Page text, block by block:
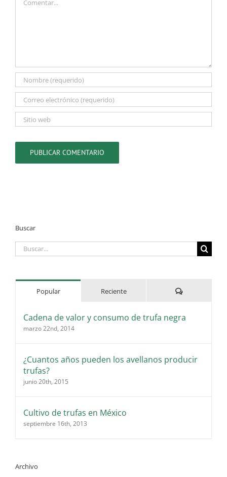
Buscar
Buscar:
Popular Reciente Comentarios
Cadena de valor y consumo de trufa negra
marzo 22nd, 2014
¿Cuantos años pueden los avellanos producir
trufas?
junio 20th, 2015
Cultivo de trufas en México
septiembre 16th, 2013
Archivo